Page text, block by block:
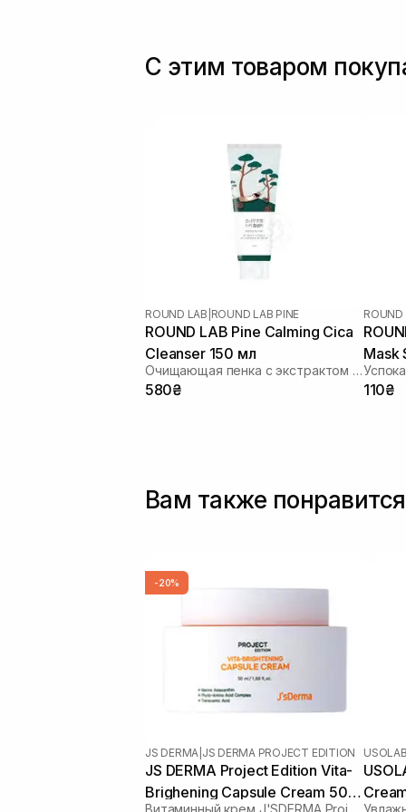
користуюсь 3 тижні -
підійде, як
С этим товаром
ROUND LAB ROUND LAB PINE
ROUND LAB Pine Calming Cica
Cleanser 150 мл
Очищающая пенка с экстрактом игл сосны
580₴
ROUND
Mask
110₴
Вам также понравится
-20%
JS DERMA JS DERMA PROJECT EDITION
JS DERMA Project Edition Vita-
Brighening Capsule Cream 50
USOLAB